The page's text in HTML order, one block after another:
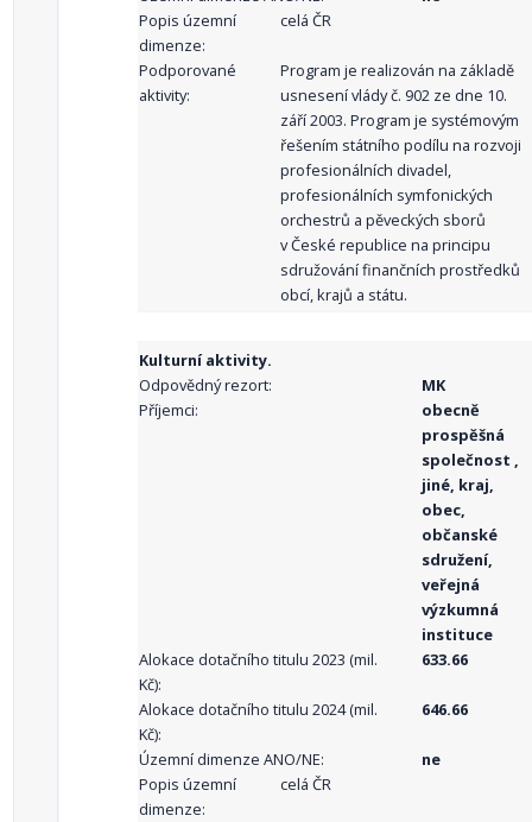
Popis územní
dimenze:
celá ČR
Podporované
aktivity:
Program je realizován na základě
usnesení vlády č. 902 ze dne 10.
září 2003. Program je systémovým
řešením státního podílu na rozvoji
profesionálních divadel,
profesionálních symfonických
orchestrů a pěveckých sborů
v České republice na principu
sdružování finančních prostředků
obcí, krajů a státu.
Kulturní aktivity.
Odpovědný rezort:
MK
Příjemci:
obecně
prospěšná
společnost ,
jiné, kraj,
obec,
občanské
sdružení,
veřejná
výzkumná
instituce
Alokace dotačního titulu 2023 (mil.
Kč):
633.66
Alokace dotačního titulu 2024 (mil.
Kč):
646.66
Územní dimenze ANO/NE:
ne
Popis územní
dimenze:
celá ČR